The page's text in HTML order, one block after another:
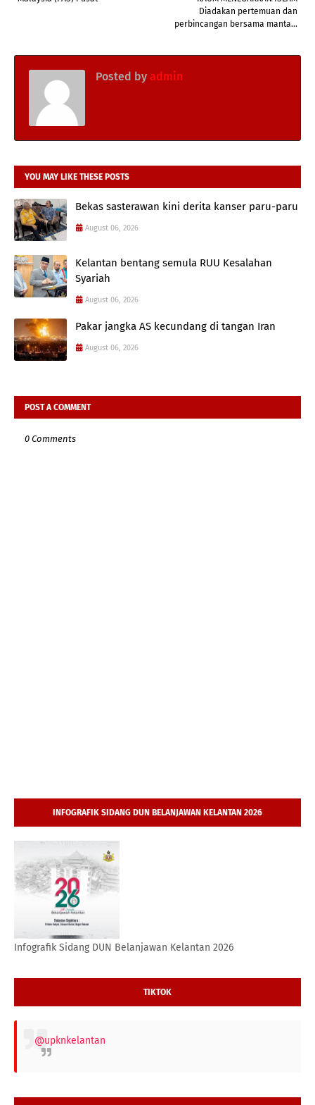
Diadakan pertemuan dan
perbincangan bersama manta...
Posted by admin
YOU MAY LIKE THESE POSTS
Bekas sasterawan kini derita kanser paru-paru
August 06, 2026
Kelantan bentang semula RUU Kesalahan
Syariah
August 06, 2026
Pakar jangka AS kecundang di tangan Iran
August 06, 2026
POST A COMMENT
0 Comments
INFOGRAFIK SIDANG DUN BELANJAWAN KELANTAN 2026
Infografik Sidang DUN Belanjawan Kelantan 2026
TIKTOK
@upknkelantan